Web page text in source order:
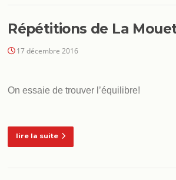
Répétitions de La
17 décembre 2016
On essaie de trouver l’équilibre!
lire la suite